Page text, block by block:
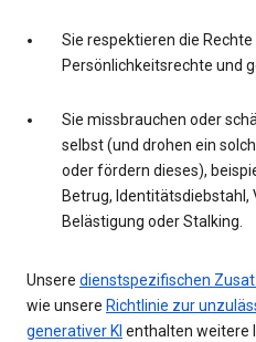
Sie respektieren die
Persönlichkeitsrechte und
Sie missbrauchen oder
selbst (und drohen ein
oder fördern dieses),
Betrug, Identitätsdiebstahl,
Belästigung oder Stalking.
Unsere dienstspezifischen
wie unsere Richtlinie zur
generativer KI enthalten weitere